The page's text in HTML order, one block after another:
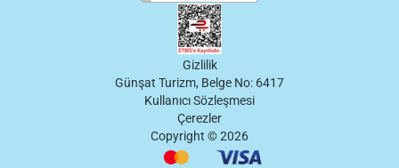
Gizlilik
Günşat Turizm, Belge No: 6417
Kullanıcı Sözleşmesi
Çerezler
Copyright ©2026